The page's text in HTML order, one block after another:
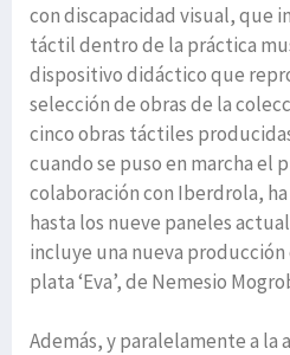
con discapacidad visual, que
táctil dentro de la práctica
dispositivo didáctico que
selección de obras de la
cinco obras táctiles
cuando se puso en marcha el
colaboración con Iberdrola,
hasta los nueve paneles
incluye una nueva producción
plata ‘Eva’, de Nemesio
Además, y paralelamente a la